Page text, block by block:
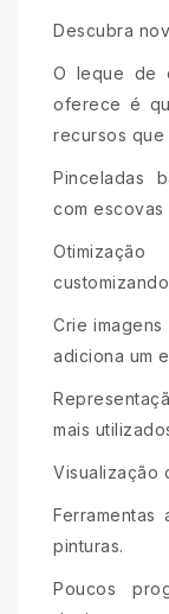
Descubra
O leque de
oferece é
recursos que
Pinceladas
com escovas
Crie
adiciona um
mais
Visualização
pinturas.
Poucos